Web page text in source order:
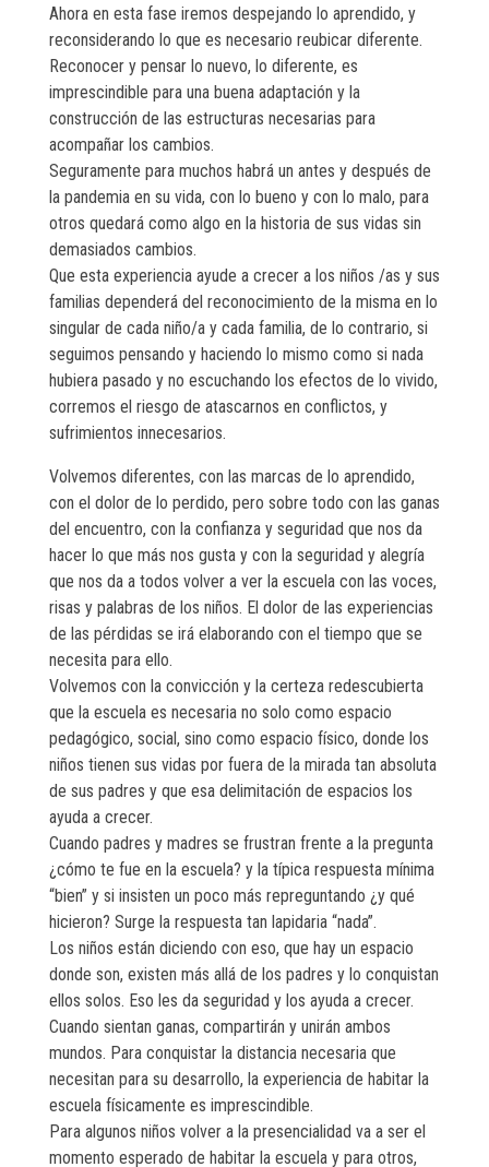
Ahora en esta fase iremos despejando lo aprendido, y
reconsiderando lo que es necesario reubicar diferente.
Reconocer y pensar lo nuevo, lo diferente, es
imprescindible para una buena adaptación y la
construcción de las estructuras necesarias para
acompañar los cambios.
Seguramente para muchos habrá un antes y después de
la pandemia en su vida, con lo bueno y con lo malo, para
otros quedará como algo en la historia de sus vidas sin
demasiados cambios.
Que esta experiencia ayude a crecer a los niños /as y sus
familias dependerá del reconocimiento de la misma en lo
singular de cada niño/a y cada familia, de lo contrario, si
seguimos pensando y haciendo lo mismo como si nada
hubiera pasado y no escuchando los efectos de lo vivido,
corremos el riesgo de atascarnos en conflictos, y
sufrimientos innecesarios.
Volvemos diferentes, con las marcas de lo aprendido,
con el dolor de lo perdido, pero sobre todo con las ganas
del encuentro, con la confianza y seguridad que nos da
hacer lo que más nos gusta y con la seguridad y alegría
que nos da a todos volver a ver la escuela con las voces,
risas y palabras de los niños. El dolor de las experiencias
de las pérdidas se irá elaborando con el tiempo que se
necesita para ello.
Volvemos con la convicción y la certeza redescubierta
que la escuela es necesaria no solo como espacio
pedagógico, social, sino como espacio físico, donde los
niños tienen sus vidas por fuera de la mirada tan absoluta
de sus padres y que esa delimitación de espacios los
ayuda a crecer.
Cuando padres y madres se frustran frente a la pregunta
¿cómo te fue en la escuela? y la típica respuesta mínima
“bien” y si insisten un poco más repreguntando ¿y qué
hicieron? Surge la respuesta tan lapidaria “nada”.
Los niños están diciendo con eso, que hay un espacio
donde son, existen más allá de los padres y lo conquistan
ellos solos. Eso les da seguridad y los ayuda a crecer.
Cuando sientan ganas, compartirán y unirán ambos
mundos. Para conquistar la distancia necesaria que
necesitan para su desarrollo, la experiencia de habitar la
escuela físicamente es imprescindible.
Para algunos niños volver a la presencialidad va a ser el
momento esperado de habitar la escuela y para otros,